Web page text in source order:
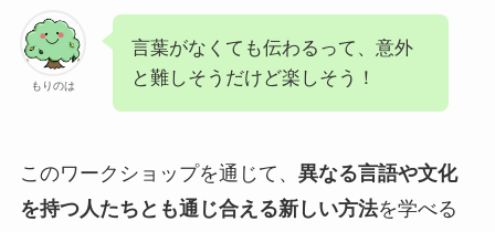
もりのは
言葉がなくても伝わるって、意外
と難しそうだけど楽しそう！
このワークショップを通じて、 異なる言語や文化
を持つ人たちとも通じ合える新しい方法を学べる